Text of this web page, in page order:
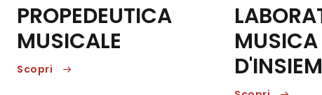
PROPEDEUTICA
MUSICALE
Scopri
MUSICA